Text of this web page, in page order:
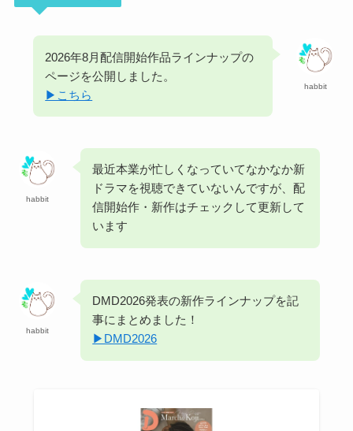
habbit
2026年8月配信開始作品ラインナップの
ページを公開しました。
▶︎こちら
habbit
最近本業が忙しくなっていてなかなか新
ドラマを視聴できていないんですが、配
信開始作・新作はチェックして更新して
います
habbit
DMD2026発表の新作ラインナップを記
事にまとめました！
▶︎DMD2026